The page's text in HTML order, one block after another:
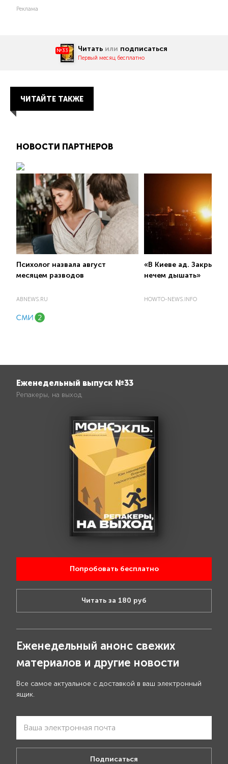
Реклама
№33 Читать или подписаться
Первый месяц бесплатно
ЧИТАЙТЕ ТАКЖЕ
НОВОСТИ ПАРТНЕРОВ
Психолог назвала август
месяцем разводов
ABNEWS.RU
«В Киеве ад.
нечем дышать»
HOWTO-NEWS.INFO
Еженедельный выпуск №33
Репакеры, на выход
Попробовать бесплатно
Читать за 180 руб
Еженедельный анонс свежих
материалов и другие новости
Все самое актуальное с доставкой в ваш электронный
ящик.
Подписаться